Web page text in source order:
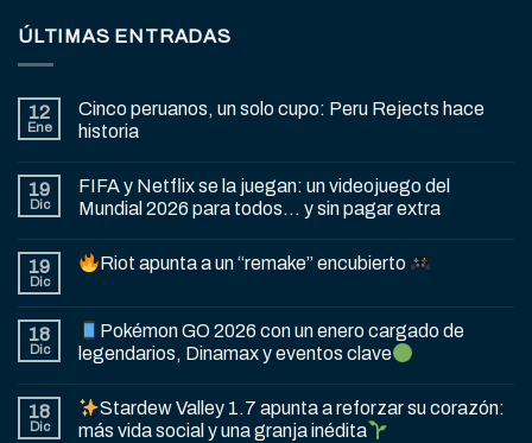
ÚLTIMAS ENTRADAS
12
Ene
Cinco peruanos, un solo cupo: Peru Rejects hace
historia
19
Dic
FIFA y Netflix se la juegan: un videojuego del
Mundial 2026 para todos… y sin pagar extra
19
Dic
Riot apunta a un “remake” encubierto
18
Dic
Pokémon GO 2026 con un enero cargado de
legendarios, Dinamax y eventos clave
18
Dic
Stardew Valley 1.7 apunta a reforzar su corazón:
más vida social y una granja inédita